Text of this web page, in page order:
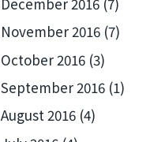
November 2016(7)
October 2016(3)
September 2016(1)
August 2016(4)